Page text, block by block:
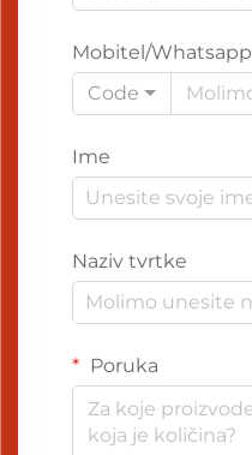
Mobitel/Whatsapp
Code
Ime
Naziv tvrtke
Poruka